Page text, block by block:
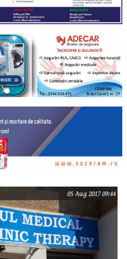
05 Aug 2017 09:44